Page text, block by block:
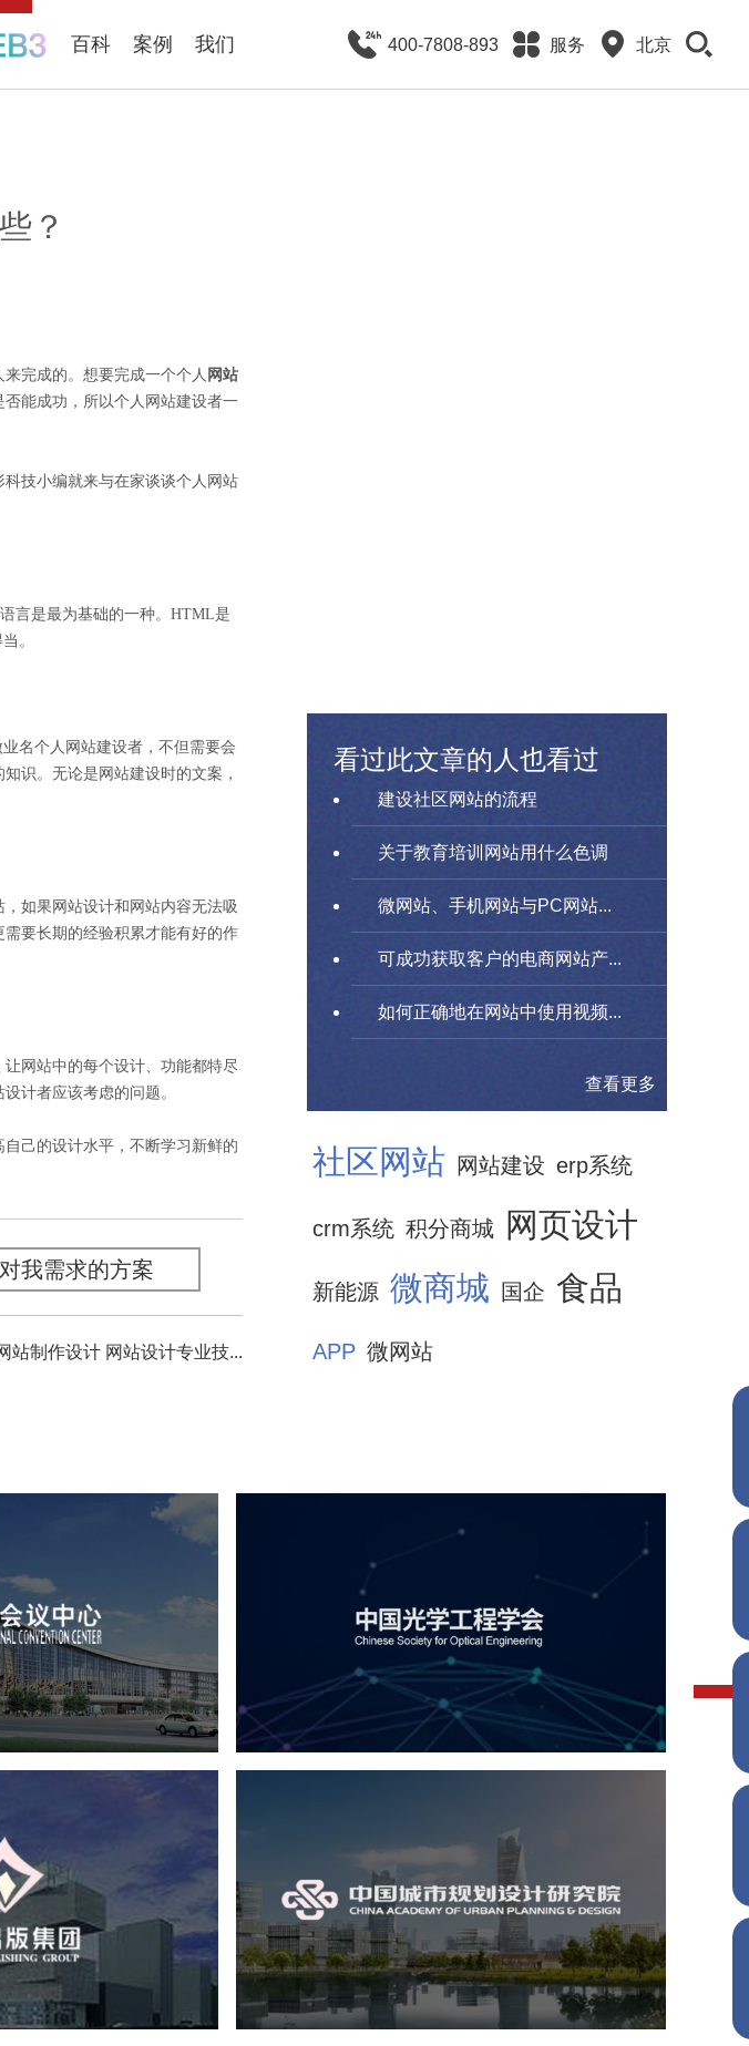
百科 案例 我们 400-7808-893 服务 北京
？
完成的。想要完成一个个人 网站
能成功，所以个人网站建设者一
技小编就来与在家谈谈个人网站
言是最为基础的一种。HTML是
。
名个人网站建设者，不但需要会
识。无论是网站建设时的文案，
如果网站设计和网站内容无法吸
要长期的经验积累才能有好的作
网站中的每个设计、功能都特尽
计者应该考虑的问题。
己的设计水平，不断学习新鲜的
我需求的方案
站制作设计 网站设计专业技...
看过此文章的人也看过
建设社区网站的流程
关于教育培训网站用什么色调
微网站、手机网站与PC网站...
可成功获取客户的电商网站产...
如何正确地在网站中使用视频...
查看更多
社区网站 网站建设 erp系统
crm系统 积分商城 网页设计
新能源 微商城 国企 食品
APP 微网站
中心
网站建设 网站设计
中国光学工程学会
机构组织 国企 品牌官网
网站建设
网站设计
集团
牌官网
网站建设 网站设计
中国城市规划设计研究院
机构组织 国企 品牌官网
网站建设
网站设计